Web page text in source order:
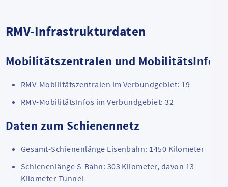
RMV-Infrastrukturdaten
Mobilitätszentralen und MobilitätsInfos
RMV-Mobilitätszentralen im Verbundgebiet: 19
RMV-MobilitätsInfos im Verbundgebiet: 32
Daten zum Schienennetz
Gesamt-Schienenlänge Eisenbahn: 1450 Kilometer
Schienenlänge S-Bahn: 303 Kilometer, davon 13
Kilometer Tunnel